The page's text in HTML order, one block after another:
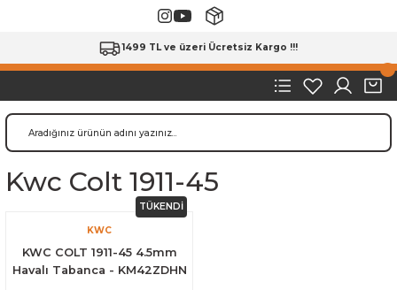
1499 TL ve üzeri Ücretsiz Kargo !!!
Kwc Colt 1911-45
TÜKENDİ
KWC
KWC COLT 1911-45 4.5mm
Havalı Tabanca - KM42ZDHN